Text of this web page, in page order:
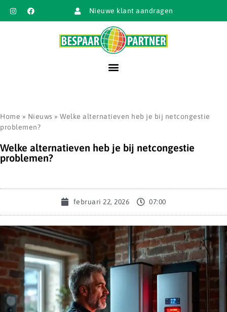
Nieuwe klant aandragen
Home » Nieuws » Welke alternatieven heb je bij netcongestie
problemen?
Welke alternatieven heb je bij netcongestie
problemen?
februari 22, 2026 07:00